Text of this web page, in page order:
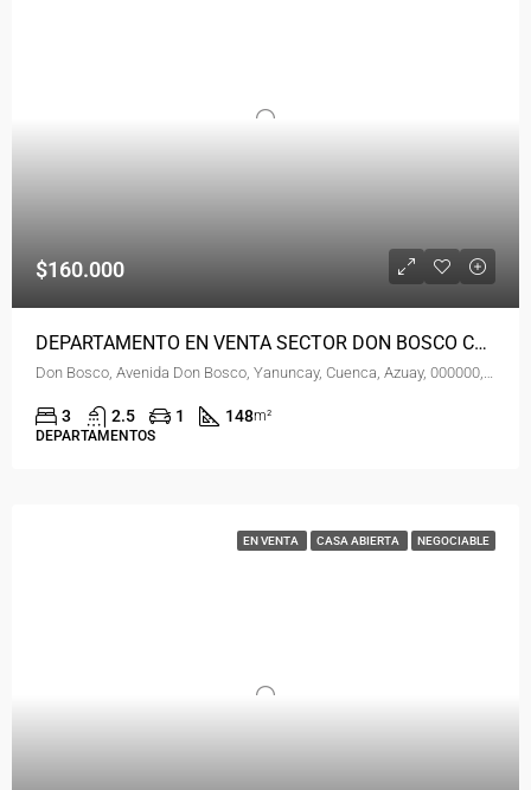
$160.000
DEPARTAMENTO EN VENTA SECTOR DON BOSCO CON TERRAZA
Don Bosco, Avenida Don Bosco, Yanuncay, Cuenca, Azuay, 000000, Ecuador
3 2.5 1 148m²
DEPARTAMENTOS
EN VENTA CASA ABIERTA NEGOCIABLE